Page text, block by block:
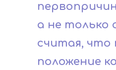
а не
считая, что
положение